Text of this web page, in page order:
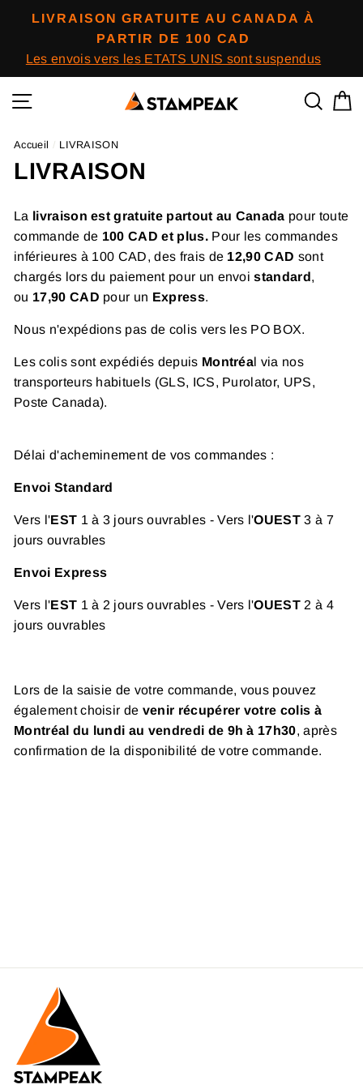
LIVRAISON GRATUITE AU CANADA À
PARTIR DE 100 CAD
Les envois vers les ETATS UNIS sont suspendus
Accueil / LIVRAISON
LIVRAISON
La livraison est gratuite partout au Canada pour toute
commande de 100 CAD et plus.Pour les commandes
inférieures à 100 CAD, des frais de 12,90 CAD sont
chargés lors du paiement pour un envoistandard,
ou 17,90 CAD pour un Express.
Nous n'expédions pas de colis vers les PO BOX.
Les colis sont expédiés depuis Montréal via nos
transporteurs habituels (GLS, ICS, Purolator, UPS,
Poste Canada).
Délai d'acheminement de vos commandes :
Envoi Standard
Vers l'EST 1 à 3 joursouvrables - Vers l'OUEST 3 à 7
jours ouvrables
Envoi Express
Vers l'EST 1 à 2 joursouvrables - Vers l'OUEST 2 à 4
jours ouvrables
Lors de la saisie de votre commande, vous pouvez
également choisir de venir récupérer votre colis à
Montréal du lundi au vendredi de 9h à 17h30, après
confirmation de la disponibilité de votre commande.